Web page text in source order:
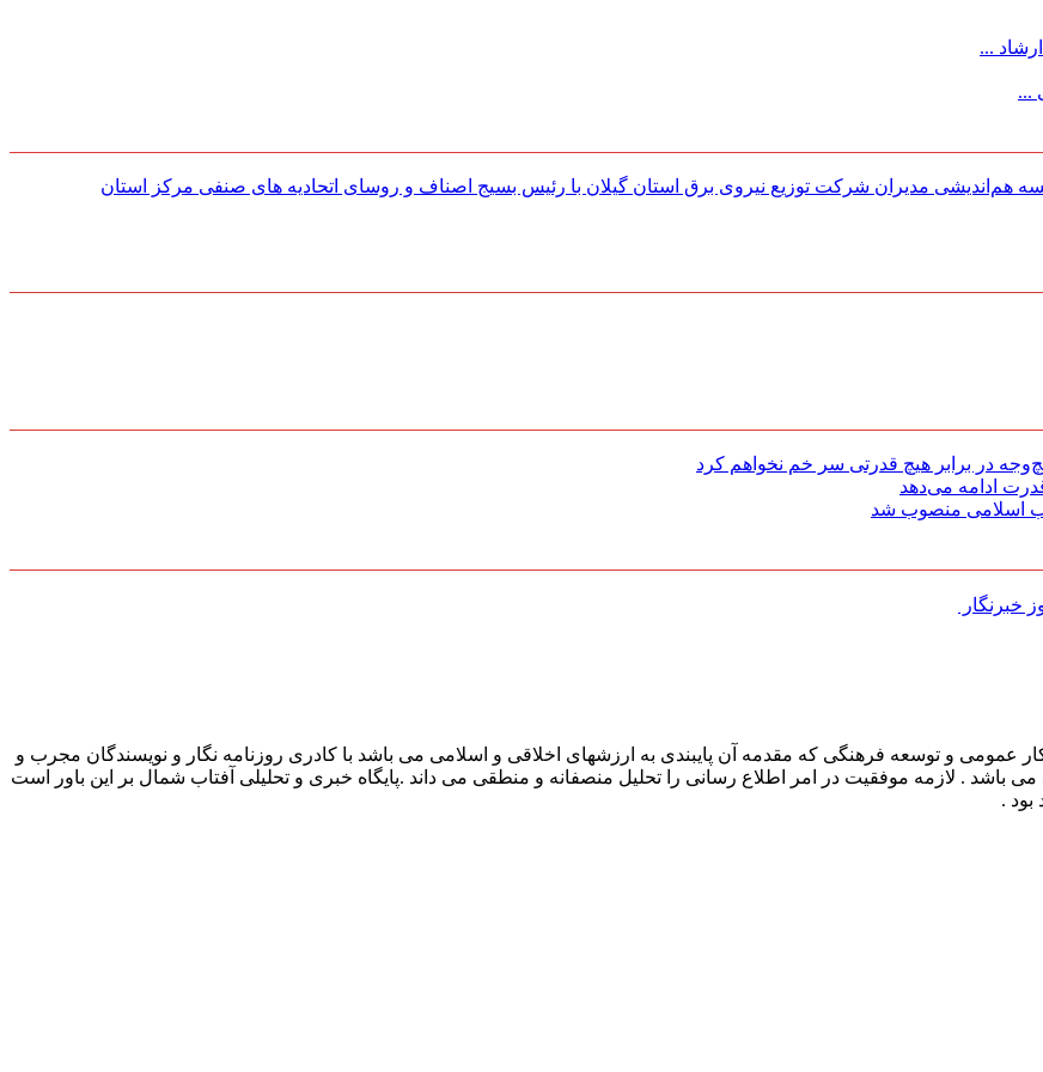
...
...
مدیران شركت توزیع نیروی برق استان گیلان با رئیس بسیج اصناف و روسای اتحادیه های صنفی مركز استان
در برابر هیچ قدرتی سر خم نخواهم کرد
ادامه می‌دهد
اسلامی منصوب شد
خبرنگار
عمومی و توسعه فرهنگی که مقدمه آن پایبندی به ارزشهای اخلاقی و اسلامی می باشد با کادری روزنامه نگار و نویسندگان مجرب و
می باشد . لازمه موفقیت در امر اطلاع رسانی را تحلیل منصفانه و منطقی می داند .پایگاه خبری و تحلیلی آفتاب شمال بر این باور است
.